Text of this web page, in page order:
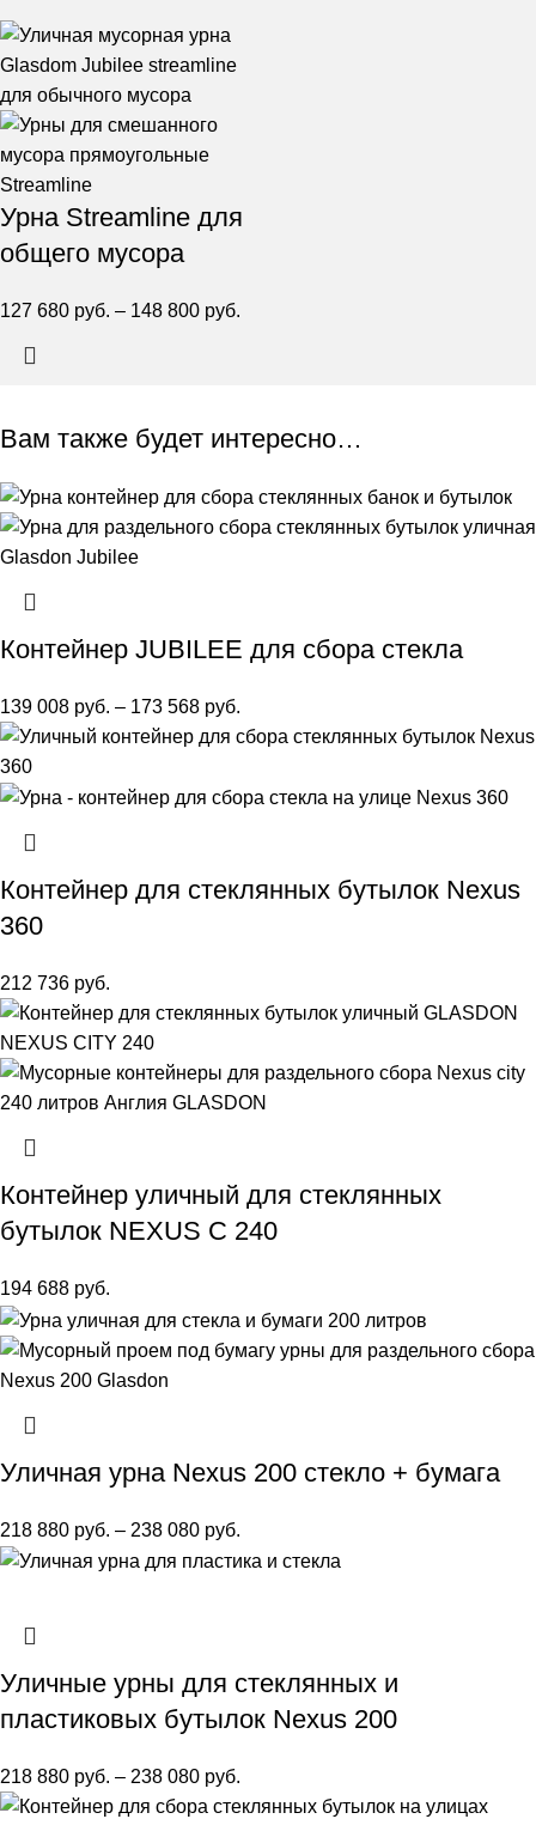
Урна Streamline для
общего мусора
127 680 руб. – 148 800 руб.
Вам также будет интересно…
Контейнер JUBILEE для сбора стекла
139 008 руб. – 173 568 руб.
Контейнер для стеклянных бутылок Nexus
360
212 736 руб.
Контейнер уличный для стеклянных
бутылок NEXUS C 240
194 688 руб.
Уличная урна Nexus 200 стекло + бумага
218 880 руб. – 238 080 руб.
Уличные урны для стеклянных и
пластиковых бутылок Nexus 200
218 880 руб. – 238 080 руб.